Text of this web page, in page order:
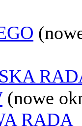
(nowe
RADA